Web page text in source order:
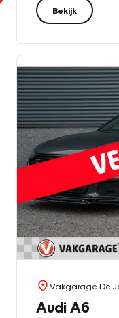
Bekijk
Vakgarage De
Audi A6